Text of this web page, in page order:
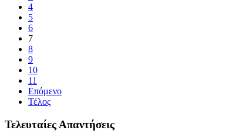
4
5
6
7
8
9
10
11
Επόμενο
Τέλος
Τελευταίες Απαντήσεις